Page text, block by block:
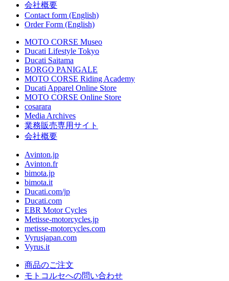
会社概要
Contact form (English)
Order Form (English)
MOTO CORSE Museo
Ducati Lifestyle Tokyo
Ducati Saitama
BORGO PANIGALE
MOTO CORSE Riding Academy
Ducati Apparel Online Store
MOTO CORSE Online Store
cosarara
Media Archives
業務販売専用サイト
会社概要
Avinton.jp
Avinton.fr
bimota.jp
bimota.it
Ducati.com/jp
Ducati.com
EBR Motor Cycles
Metisse-motorcycles.jp
metisse-motorcycles.com
Vyrusjapan.com
Vyrus.it
商品のご注文
モトコルセへの問い合わせ